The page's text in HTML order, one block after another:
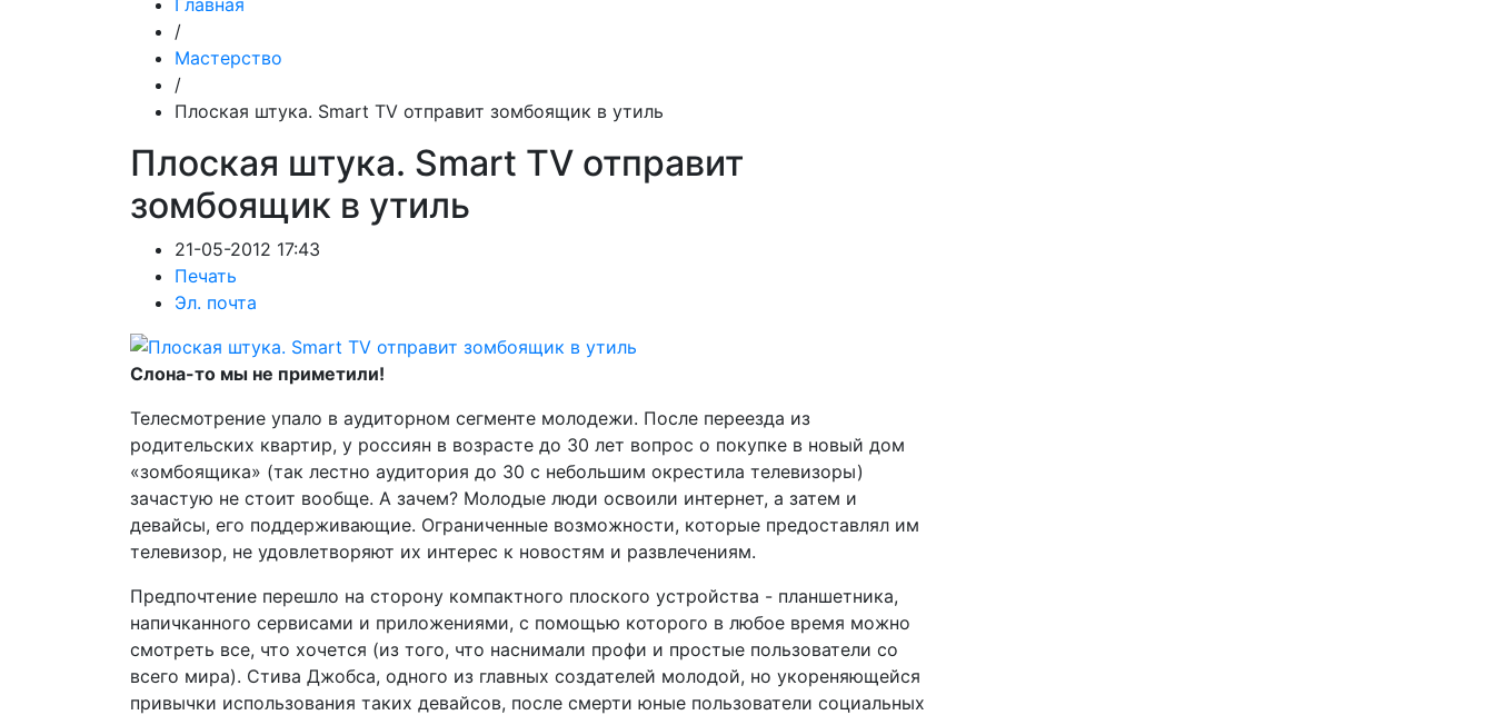
Главная
/
Мастерство
/
Плоская штука. Smart TV отправит зомбоящик в утиль
Плоская штука. Smart TV отправит
зомбоящик в утиль
21-05-2012 17:43
Печать
Эл. почта
Слона-то мы не приметили!
Телесмотрение упало в аудиторном сегменте молодежи. После переезда из
родительских квартир, у россиян в возрасте до 30 лет вопрос о покупке в новый дом
«зомбоящика» (так лестно аудитория до 30 с небольшим окрестила телевизоры)
зачастую не стоит вообще. А зачем? Молодые люди освоили интернет, а затем и
девайсы, его поддерживающие. Ограниченные возможности, которые предоставлял им
телевизор, не удовлетворяют их интерес к новостям и развлечениям.
Предпочтение перешло на сторону компактного плоского устройства - планшетника,
напичканного сервисами и приложениями, с помощью которого в любое время можно
смотреть все, что хочется (из того, что наснимали профи и простые пользователи со
всего мира). Стива Джобса, одного из главных создателей молодой, но укореняющейся
привычки использования таких девайсов, после смерти юные пользователи социальных